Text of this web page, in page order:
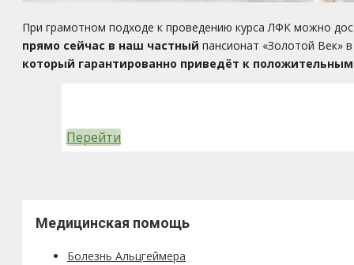
При грамотном подходе к проведению курса ЛФК можно
прямо сейчас в наш частный пансионат «Золотой Век»
который гарантированно приведёт к
Перейти
Медицинская помощь
Болезнь Альцгеймера